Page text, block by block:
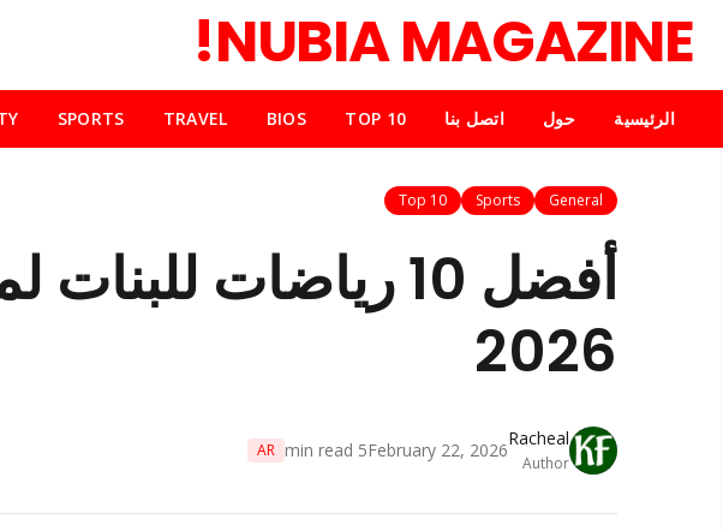
NUBIA MAGAZINE!
الرئيسية حول اتصل بنا TOP 10
BIOS
TRAVEL
SPORTS
General
Sports
Top 10
أفضل 10 رياضات
2026
Racheal
Author
February 22, 2026
5
AR